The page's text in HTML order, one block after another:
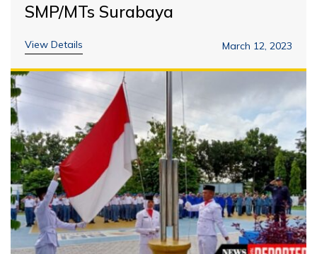
SMP/MTs Surabaya
View Details March 12, 2023